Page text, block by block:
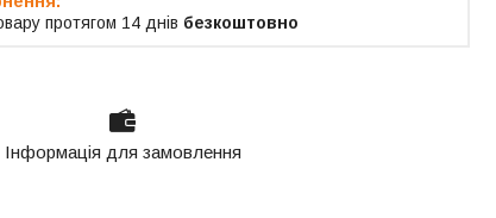
протягом 14 днів безкоштовно
Інформація для замовлення